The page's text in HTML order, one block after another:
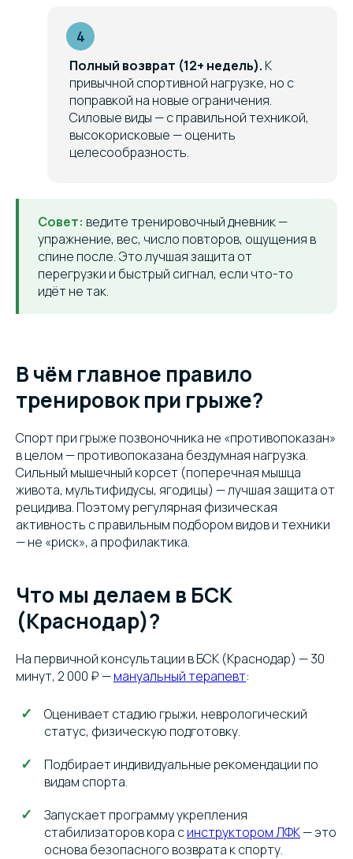
Полный возврат (12+ недель). К
привычной спортивной нагрузке, но с
поправкой на новые ограничения.
Силовые виды — с правильной техникой,
высокорисковые — оценить
целесообразность.
Совет: ведите тренировочный дневник —
упражнение, вес, число повторов, ощущения в
спине после. Это лучшая защита от
перегрузки и быстрый сигнал, если что-то
идёт не так.
В чём главное правило
тренировок при грыже?
Спорт при грыже позвоночника не «противопоказан»
в целом — противопоказана бездумная нагрузка.
Сильный мышечный корсет (поперечная мышца
живота, мультифидусы, ягодицы) — лучшая защита от
рецидива. Поэтому регулярная физическая
активность с правильным подбором видов и техники
— не «риск», а профилактика.
Что мы делаем в БСК
(Краснодар)?
На первичной консультации в БСК (Краснодар) — 30
минут, 2 000 ₽ —мануальный терапевт:
Оценивает стадию грыжи, неврологический
статус, физическую подготовку.
Подбирает индивидуальные рекомендации по
видам спорта.
Запускает программу укрепления
стабилизаторов кора синструктором ЛФК— это
основа безопасного возврата к спорту.